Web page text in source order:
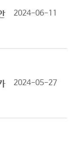
2024-06-11
2024-05-27